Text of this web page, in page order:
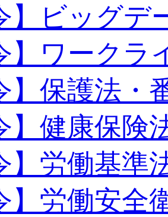
】ビッグデ
】ワークラ
】保護法・
】健康保険
】労働基準
】労働安全